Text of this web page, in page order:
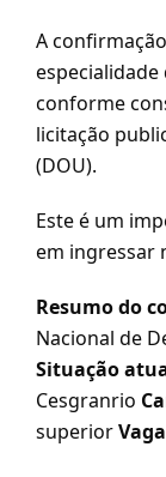
A
especialidade
conforme
licitação
(DOU).
Este é um
em ingressar
Resumo do
Nacional de
Situação
Cesgranrio
superior